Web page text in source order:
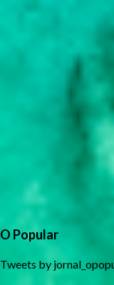
O Popular
Tweets by